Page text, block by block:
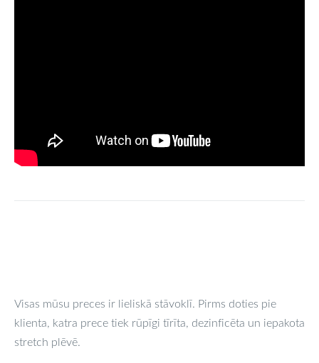
Visas mūsu preces ir lieliskā stāvoklī. Pirms doties pie
klienta, katra prece tiek rūpīgi tīrīta, dezinficēta un iepakota
stretch plēvē.